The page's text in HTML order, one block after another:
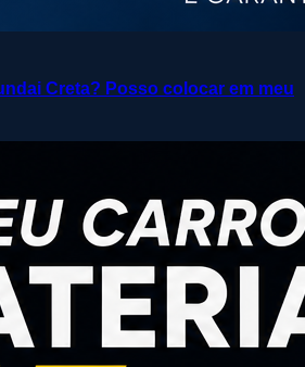
Creta? Posso colocar em meu